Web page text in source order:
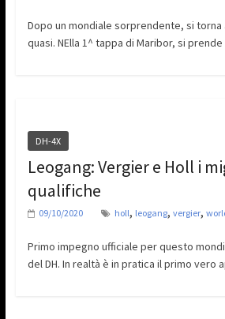
Dopo un mondiale sorprendente, si torna
quasi. NElla 1^ tappa di Maribor, si
DH-4X
Leogang: Vergier e Holl i
qualifiche
09/10/2020 holl, leogang, vergier,
Primo impegno ufficiale per questo
del DH. In realtà è in pratica il primo vero